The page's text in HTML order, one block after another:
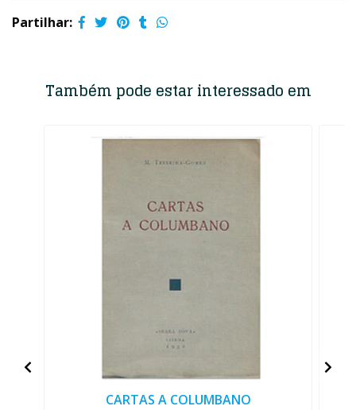
Partilhar:
Também pode estar interessado em
CARTAS A COLUMBANO